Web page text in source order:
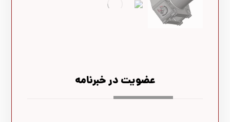
عضویت در خبرنامه